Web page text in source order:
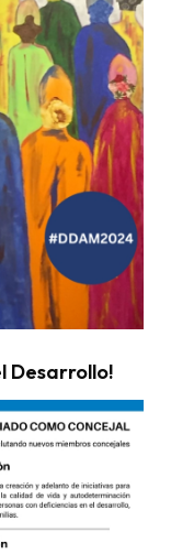
Desarrollo!